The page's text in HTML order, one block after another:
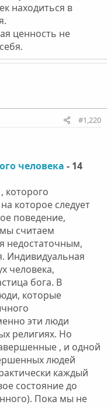
находиться в
ценность не
#1,220
человека - 14
которого
которое следует
поведение,
считаем
недостаточным,
Индивидуальная
человека,
бога. В
которые
эти люди
религиях. Но
, и одной
людей
каждый
состояние до
Пока мы не